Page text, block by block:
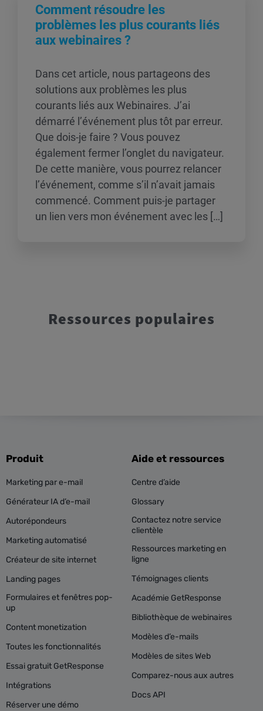
Comment résoudre les
problèmes les plus courants liés
aux webinaires ?
Dans cet article, nous partageons des
solutions aux problèmes les plus
courants liés aux Webinaires. J’ai
démarré l’événement plus tôt par erreur.
Que dois-je faire ? Vous pouvez
également fermer l’onglet du navigateur.
De cette manière, vous pourrez relancer
l’événement, comme s’il n’avait jamais
commencé. Comment puis-je partager
un lien vers mon événement avec les […]
Ressources populaires
Produit
Marketing par e-mail
Générateur IA d’e-mail
Autorépondeurs
Marketing automatisé
Créateur de site internet
Landing pages
Formulaires et fenêtres pop-
up
Content monetization
Toutes les fonctionnalités
Essai gratuit GetResponse
Intégrations
Réserver une démo
Aide et ressources
Centre d’aide
Glossary
Contactez notre service
clientèle
Ressources marketing en
ligne
Témoignages clients
Académie GetResponse
Bibliothèque de webinaires
Modèles d’e-mails
Modèles de sites Web
Comparez-nous aux autres
Docs API